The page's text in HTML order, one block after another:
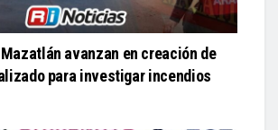
avanzan en creación de
para investigar incendios